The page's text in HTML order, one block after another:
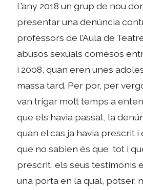
L’any 2018 un grup de nou
presentar una denúncia
professors de l’Aula de
abusos sexuals comesos
i 2008, quan eren unes
massa tard. Per por, per
van trigar molt temps a
que els havia passat, la
quan el cas ja havia prescrit i
que no sabien és que, tot i
prescrit, els seus testimonis
una porta en la qual, potser,